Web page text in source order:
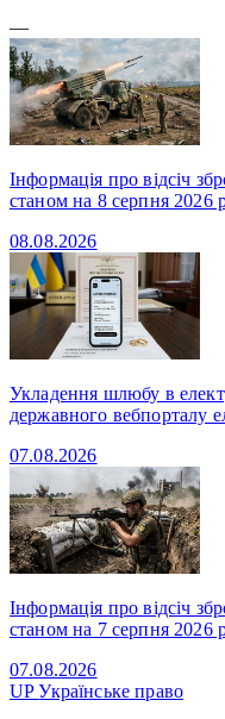
—
Інформація про відсіч
станом на 8 серпня 2026
08.08.2026
Укладення шлюбу в
державного вебпорталу
07.08.2026
Інформація про відсіч
станом на 7 серпня 2026
07.08.2026
UPУкраїнське право